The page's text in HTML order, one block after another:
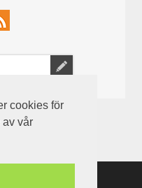
cookies för
av vår